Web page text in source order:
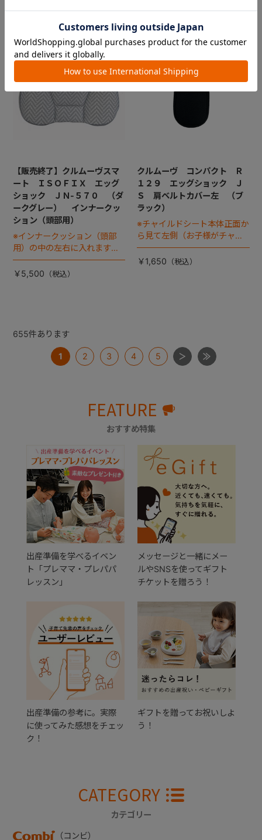
【販売終了】クルムーヴスマ
ート ＩＳＯＦＩＸ エッグ
ショック ＪＮ-５７０ （ダ
ークグレー） インナークッ
ション（頭部用）
※インナークッション（頭部
用）の中の左右に入れます
『サイドウレタン』は別売り
です
￥5,500
クルムーヴ コンパクト Ｒ
１２９ エッグショック Ｊ
Ｓ 肩ベルトカバー左 （ブ
ラック）
※チャイルドシート本体正面か
ら見て左側（お子様がチャイ
ルドシートに座った状態で右
手側となります）
￥1,650
655件あります
1 2 3 4 5
FEATURE
おすすめ特集
出産準備を学べるイベン
ト「プレママ・プレパパ
レッスン」
メッセージと一緒にメー
ルやSNSを使ってギフト
チケットを贈ろう！
出産準備の参考に。実際
に使ってみた感想をチェッ
ク！
ギフトを贈ってお祝いしよ
う！
CATEGORY
カテゴリー
（コンビ）